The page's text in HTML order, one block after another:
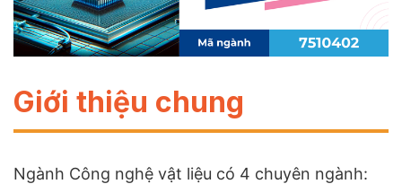
Giới thiệu chung
Ngành Công nghệ vật liệu có 4 chuyên ngành: